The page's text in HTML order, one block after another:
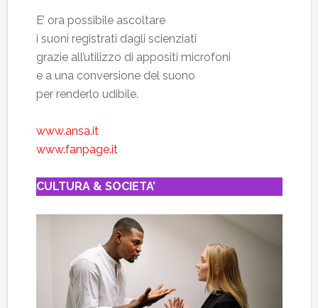
E’ ora possibile ascoltare
i suoni registrati dagli scienziati
grazie all’utilizzo di appositi microfoni
e a una conversione del suono
per renderlo udibile.
www.ansa.it
www.fanpage.it
CULTURA & SOCIETA’